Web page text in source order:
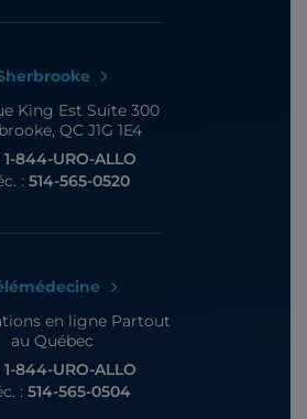
King Est Suite 300
QC J1G 1E4
1-844-URO-ALLO
: 514-565-0520
en ligne Partout
au Québec
1-844-URO-ALLO
: 514-565-0504